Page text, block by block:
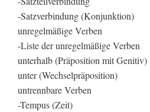
-Satzverbindung (Konjunktion)
unregelmäßige Verben
-Liste der unregelmäßige Verben
unterhalb (Präposition mit Genitiv)
unter (Wechselpräposition)
untrennbare Verben
-Tempus (Zeit)